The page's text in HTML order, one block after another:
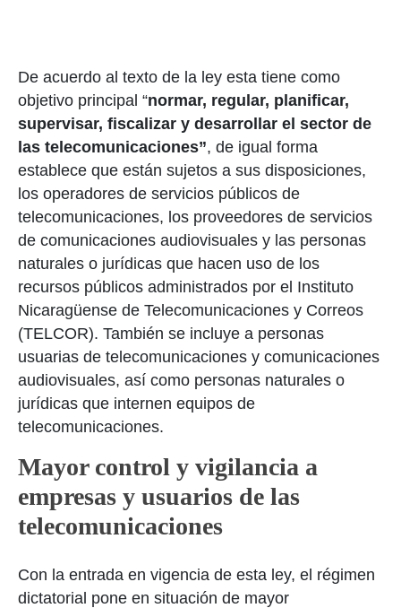
De acuerdo al texto de la ley esta tiene como
objetivo principal “normar, regular, planificar,
supervisar, fiscalizar y desarrollar el sector de
las telecomunicaciones”, de igual forma
establece que están sujetos a sus disposiciones,
los operadores de servicios públicos de
telecomunicaciones, los proveedores de servicios
de comunicaciones audiovisuales y las personas
naturales o jurídicas que hacen uso de los
recursos públicos administrados por el Instituto
Nicaragüense de Telecomunicaciones y Correos
(TELCOR). También se incluye a personas
usuarias de telecomunicaciones y comunicaciones
audiovisuales, así como personas naturales o
jurídicas que internen equipos de
telecomunicaciones.
Mayor control y vigilancia a
empresas y usuarios de las
telecomunicaciones
Con la entrada en vigencia de esta ley, el régimen
dictatorial pone en situación de mayor